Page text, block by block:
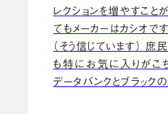
レクションを増やすこと
てもメーカーはカシオで
（そう信じています） 庶
も特にお気に入りがこ
データバンクとブラック